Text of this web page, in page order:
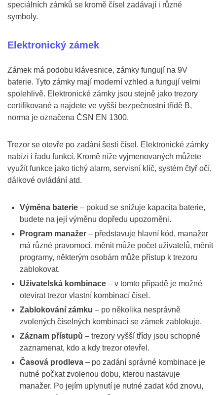
speciálních zámků se kromě čísel zadávají i různé
symboly.
Elektronický zámek
Zámek má podobu klávesnice, zámky fungují na 9V
baterie. Tyto zámky mají moderní vzhled a fungují velmi
spolehlivě. Elektronické zámky jsou stejně jako trezory
certifikované a najdete ve vyšší bezpečnostní třídě B,
norma je označena ČSN EN 1300.
Trezor se otevře po zadání šesti čísel. Elektronické zámky
nabízí i řadu funkcí. Kromě níže vyjmenovaných můžete
využít funkce jako tichý alarm, servisní klíč, systém čtyř očí,
dálkové ovládání atd.
Výměna baterie – pokud se snižuje kapacita baterie,
budete na její výměnu dopředu upozorněni.
Program manažer – představuje hlavní kód, manažer
má různé pravomoci, měnit může počet uživatelů, měnit
programy, některým osobám může přístup k trezoru
zablokovat.
Uživatelská kombinace – v tomto případě je možné
otevírat trezor vlastní kombinací čísel.
Zablokování zámku – po několika nesprávně
zvolených číselných kombinací se zámek zablokuje.
Záznam přístupů – trezory vyšší třídy jsou schopné
zaznamenat, kdo a kdy trezor otevřel.
Časová prodleva – po zadání správné kombinace je
nutné počkat zvolenou dobu, kterou nastavuje
manažer. Po jejím uplynutí je nutné zadat kód znovu,